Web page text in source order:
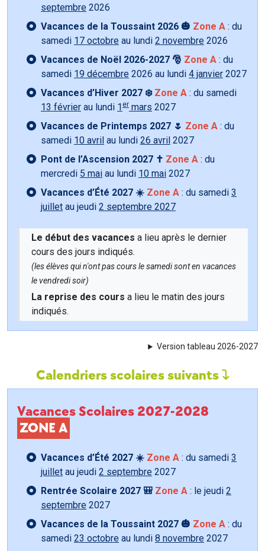
septembre 2026
Vacances de la Toussaint 2026 🎃 Zone A : du
samedi 17 octobre au lundi 2 novembre 2026
Vacances de Noël 2026-2027 🎅 Zone A : du
samedi 19 décembre 2026 au lundi 4 janvier 2027
Vacances d’Hiver 2027 ❄️ Zone A : du samedi
13 février au lundi 1 er mars 2027
Vacances de Printemps 2027 🌷 Zone A : du
samedi 10 avril au lundi 26 avril 2027
Pont de l’Ascension 2027 ✝️ Zone A : du
mercredi 5 mai au lundi 10 mai 2027
Vacances d’Été 2027 ☀️ Zone A : du samedi 3
juillet au jeudi 2 septembre 2027
Le début des vacances a lieu après le dernier
cours des jours indiqués.
(les élèves qui n'ont pas cours le samedi sont en vacances
le vendredi soir)
La reprise des cours a lieu le matin des jours
indiqués.
Version tableau 2026-2027
Calendriers scolaires suivants
Vacances Scolaires 2027-2028
ZONE A
Vacances d’Été 2027 ☀️ Zone A : du samedi 3
juillet au jeudi 2 septembre 2027
Rentrée Scolaire 2027 🎒 Zone A : le jeudi 2
septembre 2027
Vacances de la Toussaint 2027 🎃 Zone A : du
samedi 23 octobre au lundi 8 novembre 2027